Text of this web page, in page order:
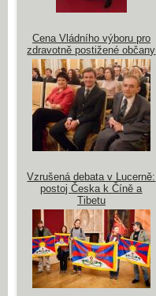
Cena Vládního výboru pro
zdravotně postižené občany
Vzrušená debata v Lucerně:
postoj Česka k Číně a
Tibetu